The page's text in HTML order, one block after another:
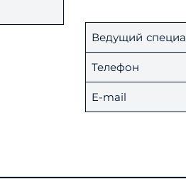
Ведущий
Телефон
E-mail